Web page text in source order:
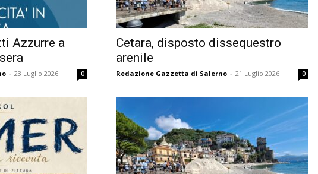
Azzurre a
- 23 Luglio 2026 0
Cetara, disposto dissequestro
arenile
Redazione Gazzetta di Salerno - 21 Luglio 2026 0